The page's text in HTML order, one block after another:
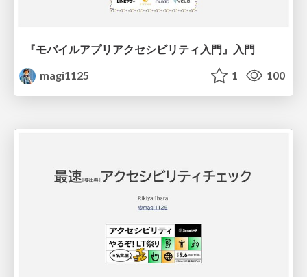
『モバイルアプリアクセシビリティ入門』入門
magi1125
1 100